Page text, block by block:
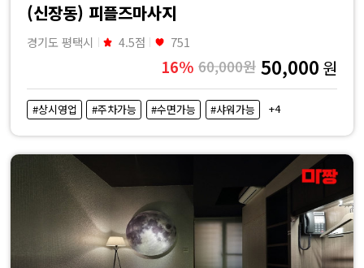
(신장동) 피플즈마사지
경기도 평택시 4.5점 751
16% 60,000원 50,000 원
#상시영업 #주차가능 #수면가능 #샤워가능 +4